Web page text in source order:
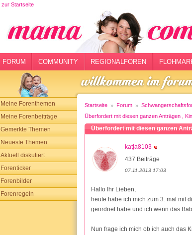
zur Startseite
FORUM COMMUNITY REGIONALFOREN
Meine Forenthemen
Meine Forenbeiträge
Gemerkte Themen
Neueste Themen
Aktuell diskutiert
Forenticker
Forenbilder
Forenregeln
Startseite Forum
Überfordert mit diesen ganzen Anträgen ,
Überfordert mit diesen ganzen
katja8103
437 Beiträge
07.11.2013 17:03
Hallo Ihr Lieben,
heute habe ich mich zum 3. mal mit
geordnet habe und ich wenn das
Nun frage ich mich ob ich auch das